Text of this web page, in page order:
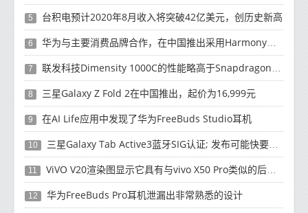
5 台积电预计2020年8月收入将突破42亿美元，创历史新高
6 华为与主要消费品牌合作，在中国推出采用HarmonyOS 2.0的智能家居产品
7 联发科技Dimensity 1000C的性能略高于Snapdragon 765G
8 三星Galaxy Z Fold 2在中国推出，起价为16,999元
9 在AI Life应用中发现了华为FreeBuds Studio耳机
10 三星Galaxy Tab Active3蓝牙SIG认证; 发布可能快要结束了
11 ViVO V20渲染图显示它具有与vivo X50 Pro类似的后部设计
12 华为FreeBuds Pro耳机泄漏出非常熟悉的设计